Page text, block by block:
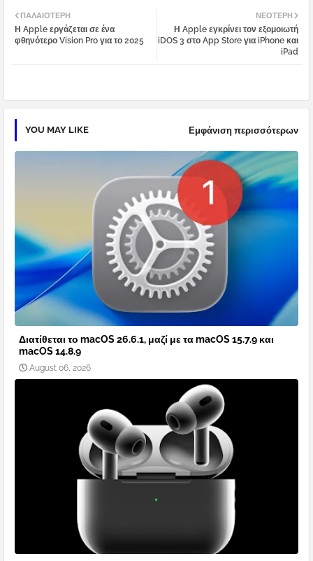
atsa
ΝΕΌΤΕΡΗ
Η Apple εγκρίνει τον εξομοιωτή
iDOS 3 στο App Store για iPhone και
iPad
ΠΑΛΑΙΌΤΕΡΗ
Η Apple εργάζεται σε ένα
φθηνότερο Vision Pro για το 2025
YOU MAY LIKE Εμφάνιση περισσότερων
Διατίθεται το macOS 26.6.1, μαζί με τα macOS 15.7.9 και
macOS 14.8.9
August 06, 2026